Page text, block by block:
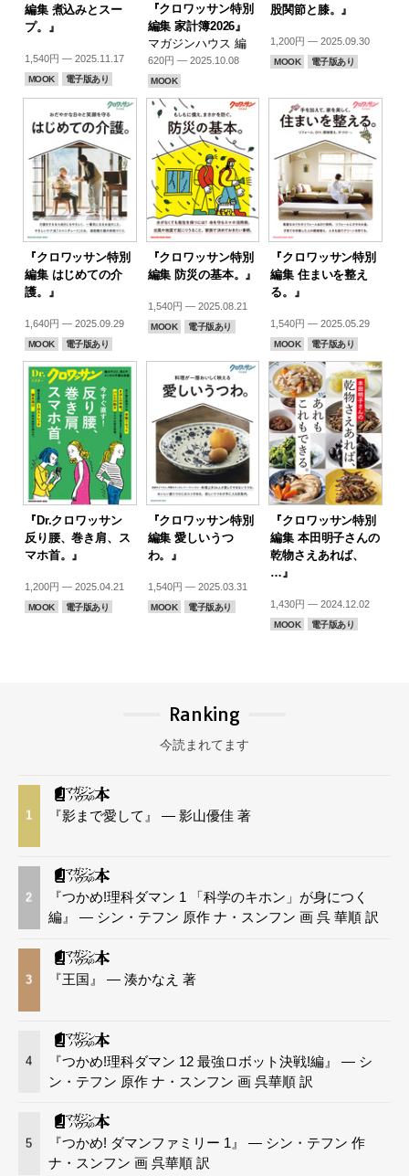
編集 煮込みとスー
プ。』
1,540円 — 2025.11.17
MOOK 電子版あり
『クロワッサン特別
編集 家計簿2026』
マガジンハウス 編
620円 — 2025.10.08
MOOK
股関節と膝。』
1,200円 — 2025.09.30
MOOK 電子版あり
『クロワッサン特別
編集 はじめての介
護。』
1,640円 — 2025.09.29
MOOK 電子版あり
『クロワッサン特別
編集 防災の基本。』
1,540円 — 2025.08.21
MOOK 電子版あり
『クロワッサン特別
編集 住まいを整え
る。』
1,540円 — 2025.05.29
MOOK 電子版あり
『Dr.クロワッサン
反り腰、巻き肩、ス
マホ首。』
1,200円 — 2025.04.21
MOOK 電子版あり
『クロワッサン特別
編集 愛しいうつ
わ。』
1,540円 — 2025.03.31
MOOK 電子版あり
『クロワッサン特別
編集 本田明子さんの
乾物さえあれば、
…』
1,430円 — 2024.12.02
MOOK 電子版あり
Ranking
今読まれてます
1 『影まで愛して』 — 影山優佳 著
2
『つかめ!理科ダマン 1 「科学のキホン」が身につく
編』 — シン・テフン 原作 ナ・スンフン 画 呉 華順 訳
3 『王国』 — 湊かなえ 著
4
『つかめ!理科ダマン 12 最強ロボット決戦!編』 — シ
ン・テフン 原作 ナ・スンフン 画 呉華順 訳
5
『つかめ! ダマンファミリー 1』 — シン・テフン 作
ナ・スンフン 画 呉華順 訳